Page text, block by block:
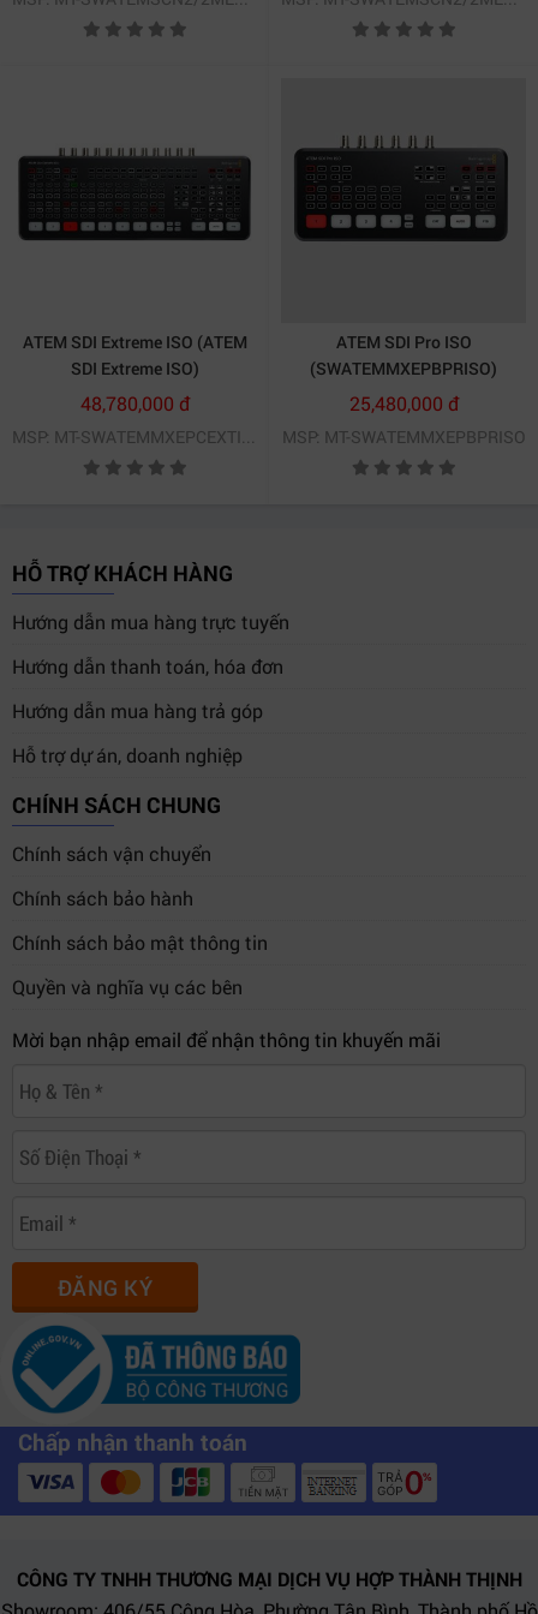
Hỗ trợ XLR, AES/EBU, RCA và Optical audio cực kỳ linh
3. Ứng dụng thực tế của Teranex Mini
Audio to SDI 12G
Teranex Mini - Audio to SDI 12G
trong:
Đài truyền hình broadcast
Studio sản xuất video 4K
Livestream sự kiện chuyên nghiệp
Hệ thống production di động
Xe màu truyền hình
Hệ thống audio embedding SDI
Trung tâm hậu kỳ video
Thiết bị đặc biệt phù hợp cho các hệ thống cần đồng bộ
tín hiệu âm thanh với video SDI chất lượng cao.
Khả năng hoạt động ổn định liên tục giúp converter đáp
production chuyên nghiệp.
ATEM SDI Extreme ISO (ATEM
SDI Extreme ISO)
48,780,000 đ
MSP: MT-SWATEMMXEPCEXTISO
ATEM SDI Pro ISO
(SWATEMMXEPBPRISO)
25,480,000 đ
MSP: MT-SWATEMMXEPBPRISO
HỖ TRỢ KHÁCH HÀNG
Hướng dẫn mua hàng trực tuyến
Hướng dẫn thanh toán, hóa đơn
Hướng dẫn mua hàng trả góp
Hỗ trợ dự án, doanh nghiệp
CHÍNH SÁCH CHUNG
Chính sách vận chuyển
Chính sách bảo hành
Chính sách bảo mật thông tin
Quyền và nghĩa vụ các bên
Mời bạn nhập email để nhận thông tin khuyến mãi
ĐĂNG KÝ
Chấp nhận thanh toán
CÔNG TY TNHH THƯƠNG MẠI DỊCH VỤ HỢP THÀNH THỊNH